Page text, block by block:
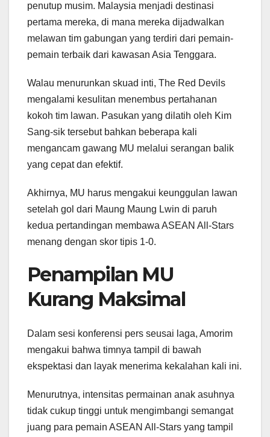
penutup musim. Malaysia menjadi destinasi
pertama mereka, di mana mereka dijadwalkan
melawan tim gabungan yang terdiri dari pemain-
pemain terbaik dari kawasan Asia Tenggara.
Walau menurunkan skuad inti, The Red Devils
mengalami kesulitan menembus pertahanan
kokoh tim lawan. Pasukan yang dilatih oleh Kim
Sang-sik tersebut bahkan beberapa kali
mengancam gawang MU melalui serangan balik
yang cepat dan efektif.
Akhirnya, MU harus mengakui keunggulan lawan
setelah gol dari Maung Maung Lwin di paruh
kedua pertandingan membawa ASEAN All-Stars
menang dengan skor tipis 1-0.
Penampilan MU
Kurang Maksimal
Dalam sesi konferensi pers seusai laga, Amorim
mengakui bahwa timnya tampil di bawah
ekspektasi dan layak menerima kekalahan kali ini.
Menurutnya, intensitas permainan anak asuhnya
tidak cukup tinggi untuk mengimbangi semangat
juang para pemain ASEAN All-Stars yang tampil